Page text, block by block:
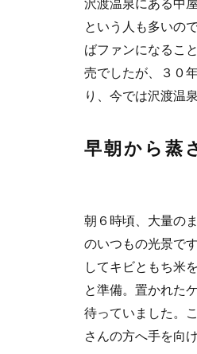
という人も多いの
ばファンになるこ
売でしたが、３０
り、今では沢渡温
早朝から蒸
朝６時頃、大量の
のいつもの光景で
してキビともち米
と準備。置かれた
待っていました。
さんの方へ手を向